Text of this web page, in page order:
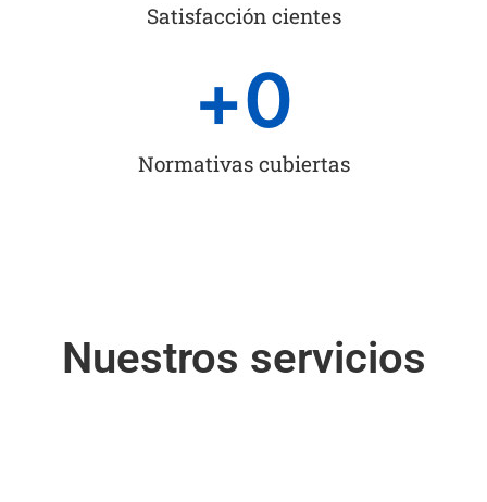
Satisfacción cientes
Normativas cubiertas
+0
Nuestros servicios